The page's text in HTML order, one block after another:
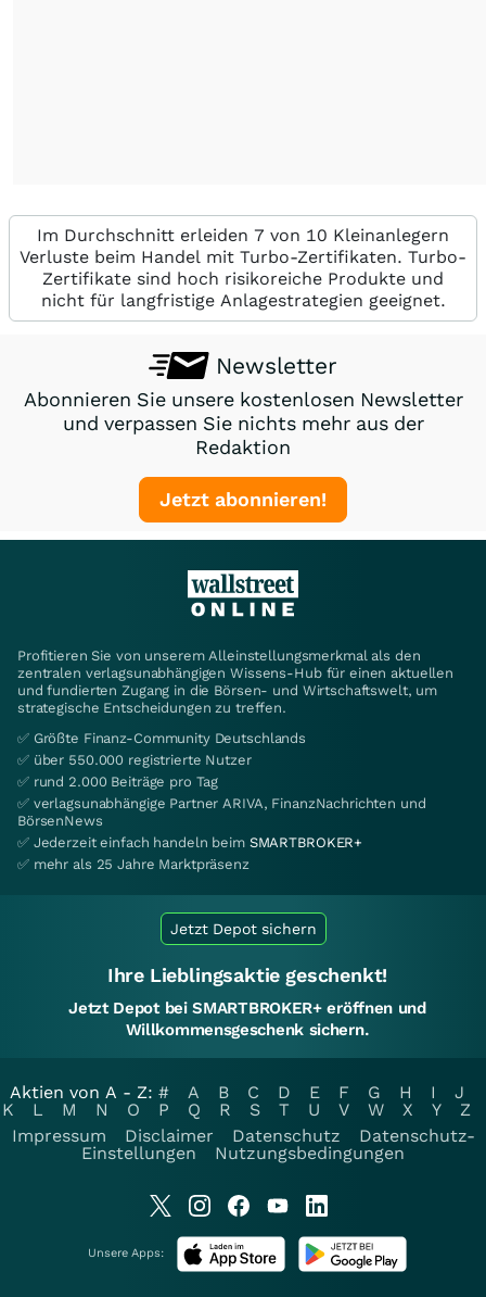
Im Durchschnitt erleiden 7 von 10 Kleinanlegern
Verluste beim Handel mit Turbo-Zertifikaten. Turbo-
Zertifikate sind hoch risikoreiche Produkte und
nicht für langfristige Anlagestrategien geeignet.
Newsletter
Abonnieren Sie unsere kostenlosen Newsletter
und verpassen Sie nichts mehr aus der
Redaktion
Jetzt abonnieren!
Profitieren Sie von unserem Alleinstellungsmerkmal als den
zentralen verlagsunabhängigen Wissens-Hub für einen aktuellen
und fundierten Zugang in die Börsen- und Wirtschaftswelt, um
strategische Entscheidungen zu treffen.
✅ Größte Finanz-Community Deutschlands
✅ über 550.000 registrierte Nutzer
✅ rund 2.000 Beiträge pro Tag
✅ verlagsunabhängige Partner ARIVA, FinanzNachrichten und
BörsenNews
✅ Jederzeit einfach handeln beim SMARTBROKER+
✅ mehr als 25 Jahre Marktpräsenz
Jetzt Depot sichern
Ihre Lieblingsaktie geschenkt!
Jetzt Depot bei SMARTBROKER+ eröffnen und
Willkommensgeschenk sichern.
Aktien von A - Z: # A B C D E F G H I
J
K
L M N O P Q R S T U V W X Y
Z
Impressum
Disclaimer Datenschutz
Datenschutz-
Einstellungen
Nutzungsbedingungen
Unsere Apps: